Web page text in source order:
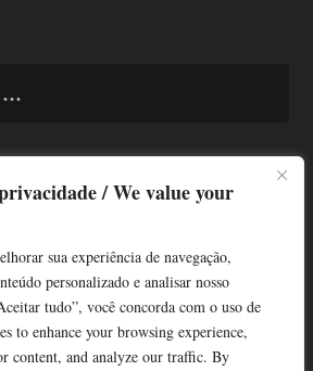
/ We value your
sua experiência de navegação,
personalizado e analisar nosso
tudo”, você concorda com o uso de
to enhance your browsing experience,
content, and analyze our traffic. By